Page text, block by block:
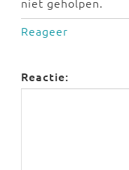
Reageer
Reactie: